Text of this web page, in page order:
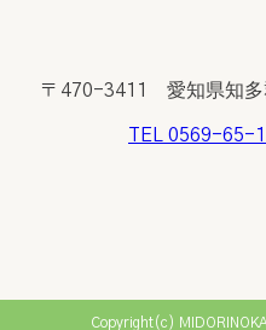
〒 470-3411 愛知県知
TEL 0569-65-
Copyright(c)